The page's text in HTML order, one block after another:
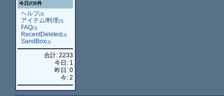
今日の5件
ヘルプ(2)
アイテム/料理(2)
FAQ(1)
RecentDeleted(1)
SandBox(1)
合計: 2233
今日: 1
昨日: 0
今: 2